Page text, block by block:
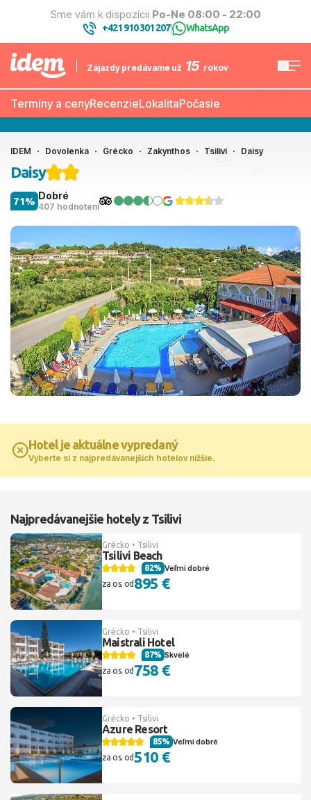
Sme vám k dispozícii Po-Ne 08:00 - 22:00
+421 910 301 207| WhatsApp
Zájazdy predávame už 15 rokov
Termíny a cenyRecenzieLokalitaPočasie
IDEM Dovolenka Grécko Zakynthos Tsilivi Daisy
Daisy
Dobré
407 hodnotení
71%
Hotel je aktuálne vypredaný
Vyberte si z najpredávanejších hotelov nižšie.
Najpredávanejšie hotely z Tsilivi
Grécko • Tsilivi
Tsilivi Beach
Veľmi dobré
82%
za os. od 895 €
Grécko • Tsilivi
Maistrali Hotel
Skvelé
87%
za os. od 758 €
Grécko • Tsilivi
Azure Resort
Veľmi dobré
85%
za os. od510 €